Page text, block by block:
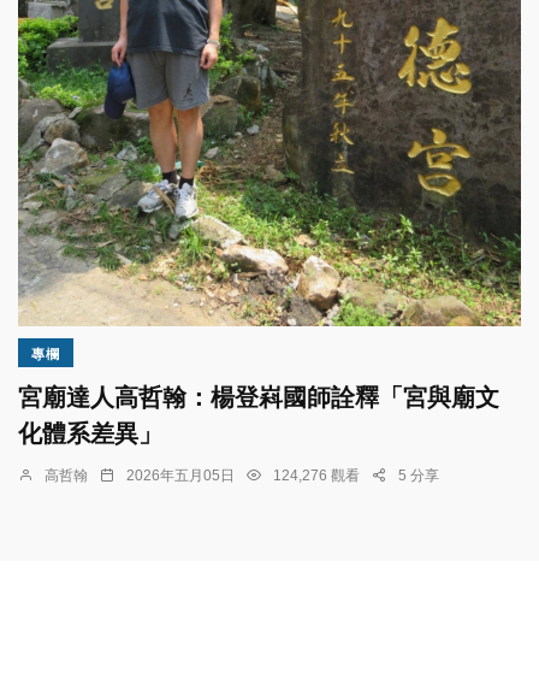
專欄
宮廟達人高哲翰：楊登嵙國師詮釋「宮與廟文
化體系差異」
高哲翰 2026年五月05日 124,276 觀看 5 分享